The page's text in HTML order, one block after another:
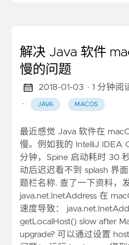
解决 Java 软件
慢的问题
2018-01-03 · 1 分钟阅
·
JAVA MACOS
最近感觉 Java 软件在
慢。例如我的 IntelliJ IDEA
分钟，Spine 启动耗时 30
动后迟迟看不到 splash 界
题栏名称. 查了一下资料，
java.net.InetAddress 在
速度导致：
getLocalHost() slow after
upgrade? 可以通过设置